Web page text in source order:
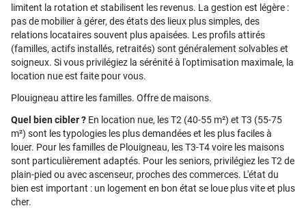
limitent la rotation et stabilisent les revenus. La gestion est légère :
pas de mobilier à gérer, des états des lieux plus simples, des
relations locataires souvent plus apaisées. Les profils attirés
(familles, actifs installés, retraités) sont généralement solvables et
soigneux. Si vous privilégiez la sérénité à l'optimisation maximale, la
location nue est faite pour vous.
Plouigneau attire les familles. Offre de maisons.
Quel bien cibler ? En location nue, les T2 (40-55 m²) et T3 (55-75
m²) sont les typologies les plus demandées et les plus faciles à
louer. Pour les familles de Plouigneau, les T3-T4 voire les maisons
sont particulièrement adaptés. Pour les seniors, privilégiez les T2 de
plain-pied ou avec ascenseur, proches des commerces. L'état du
bien est important : un logement en bon état se loue plus vite et plus
cher.